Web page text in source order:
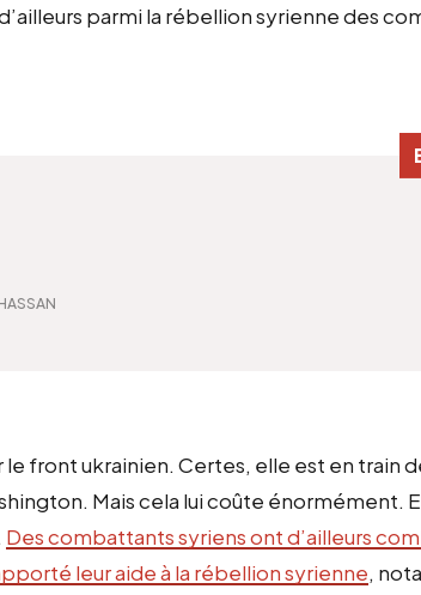
parmi la rébellion syrienne des
le front ukrainien. Certes, elle est en train
Mais cela lui coûte énormément.
Des combattants syriens ont d’ailleurs
leur aide à la rébellion syrienne,